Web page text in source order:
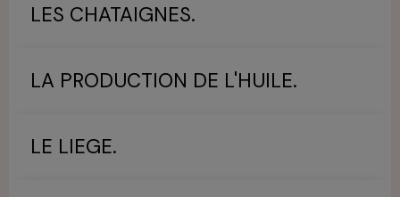
LES CHATAIGNES.
LA PRODUCTION DE L'HUILE.
LE LIEGE.